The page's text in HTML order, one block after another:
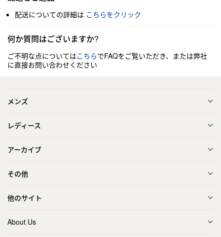
配送についての詳細は こちらをクリック
何か質問はございますか?
ご不明な点についてはこちらでFAQをご覧いただき、または弊社
に直接お問い合わせください
メンズ
レディース
アーカイブ
その他
他のサイト
About Us